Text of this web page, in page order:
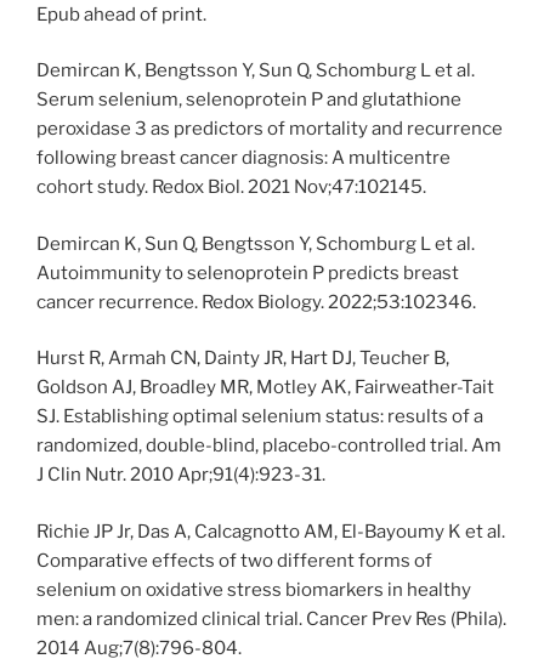
Epub ahead of print.
Demircan K, Bengtsson Y, Sun Q, Schomburg L et al.
Serum selenium, selenoprotein P and glutathione
peroxidase 3 as predictors of mortality and recurrence
following breast cancer diagnosis: A multicentre
cohort study. Redox Biol. 2021 Nov;47:102145.
Demircan K, Sun Q, Bengtsson Y, Schomburg L et al.
Autoimmunity to selenoprotein P predicts breast
cancer recurrence. Redox Biology. 2022;53:102346.
Hurst R, Armah CN, Dainty JR, Hart DJ, Teucher B,
Goldson AJ, Broadley MR, Motley AK, Fairweather-Tait
SJ. Establishing optimal selenium status: results of a
randomized, double-blind, placebo-controlled trial. Am
J Clin Nutr. 2010 Apr;91(4):923-31.
Richie JP Jr, Das A, Calcagnotto AM, El-Bayoumy K et al.
Comparative effects of two different forms of
selenium on oxidative stress biomarkers in healthy
men: a randomized clinical trial. Cancer Prev Res (Phila).
2014 Aug;7(8):796-804.